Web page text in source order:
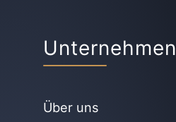
Unternehmen
Über uns